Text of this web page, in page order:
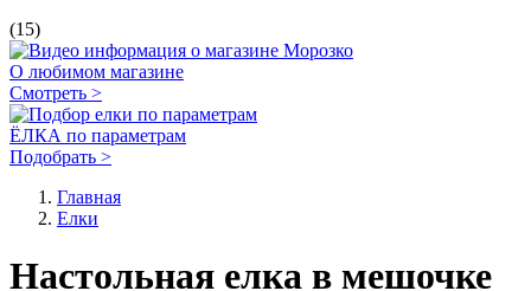
(15)
О любимом магазине
Смотреть >
ЁЛКА по параметрам
Подобрать >
Главная
Елки
Настольная елка в мешочке